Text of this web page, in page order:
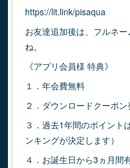
https://lit.link/pisaqua
お友達追加後は、フルネ
ね。
《アプリ会員様 特典》
１．年会費無料
２．ダウンロードクーポン
３．過去1年間のポイント
ンキングが決定します）
４．お誕生日から3ヵ月間